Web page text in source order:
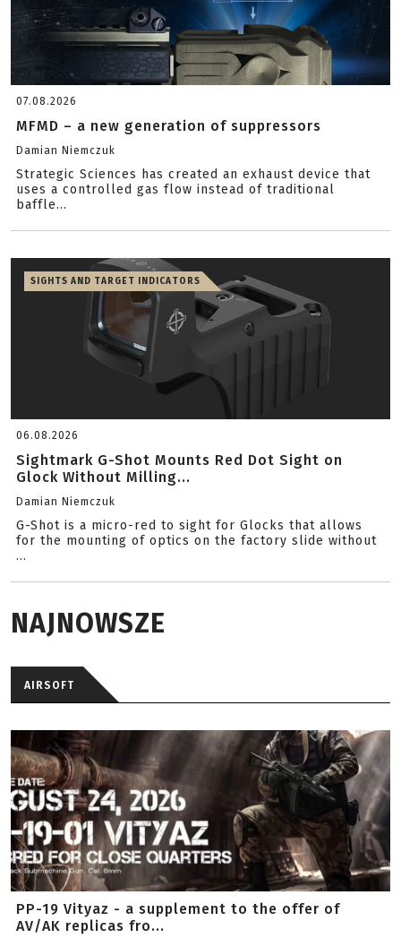
07.08.2026
MFMD – a new generation of suppressors
Damian Niemczuk
Strategic Sciences has created an exhaust device that
uses a controlled gas flow instead of traditional
baffle...
SIGHTS AND TARGET INDICATORS
06.08.2026
Sightmark G-Shot Mounts Red Dot Sight on
Glock Without Milling...
Damian Niemczuk
G-Shot is a micro-red to sight for Glocks that allows
for the mounting of optics on the factory slide without
...
NAJNOWSZE
AIRSOFT
PP-19 Vityaz - a supplement to the offer of
AV/AK replicas fro...